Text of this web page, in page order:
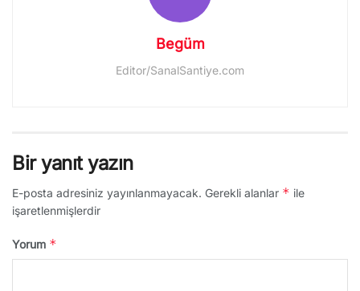
Begüm
Editor/SanalSantiye.com
Bir yanıt yazın
E-posta adresiniz yayınlanmayacak. Gerekli alanlar * ile
işaretlenmişlerdir
Yorum *